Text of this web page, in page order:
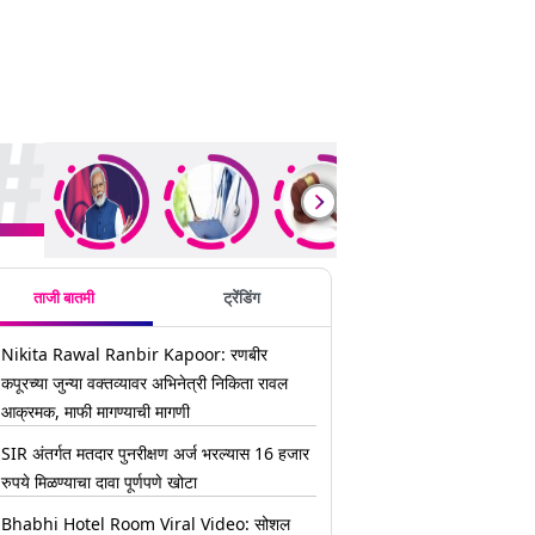
ताजी बातमी ट्रेंडिंग
Nikita Rawal Ranbir Kapoor: रणबीर
कपूरच्या जुन्या वक्तव्यावर अभिनेत्री निकिता रावल
आक्रमक, माफी मागण्याची मागणी
SIR अंतर्गत मतदार पुनरीक्षण अर्ज भरल्यास 16 हजार
रुपये मिळण्याचा दावा पूर्णपणे खोटा
Bhabhi Hotel Room Viral Video: सोशल